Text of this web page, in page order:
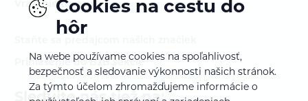
Vrátenie tovaru
Prihlásenie do B2B sekcie
Sledujte nás tiež na:
Cookies na cestu do
hôr
Na webe používame cookies na spoľahlivosť,
bezpečnosť a sledovanie výkonnosti našich stránok.
Za týmto účelom zhromažďujeme informácie o